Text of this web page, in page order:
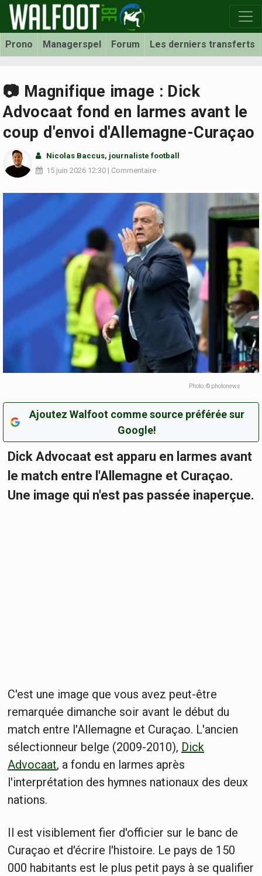
Prono Managerspel Forum Les derniers transferts
📷 Magnifique image : Dick
Advocaat fond en larmes avant le
coup d'envoi d'Allemagne-Curaçao
Nicolas Baccus, journaliste football
15 juin 2026 12:30 | Commentaire
Photo: © photonews
Ajoutez Walfoot comme source préférée sur
Google!
Dick Advocaat est apparu en larmes avant
le match entre l'Allemagne et Curaçao.
Une image qui n'est pas passée inaperçue.
C'est une image que vous avez peut-être
remarquée dimanche soir avant le début du
match entre l'Allemagne et Curaçao. L'ancien
sélectionneur belge (2009-2010), Dick
Advocaat, a fondu en larmes après
l'interprétation des hymnes nationaux des deux
nations.
Il est visiblement fier d'officier sur le banc de
Curaçao et d'écrire l'histoire. Le pays de 150
000 habitants est le plus petit pays à se qualifier